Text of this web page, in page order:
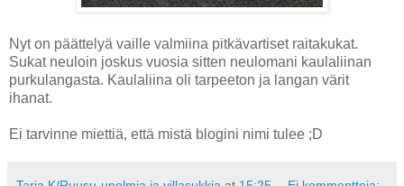
Nyt on päättelyä vaille valmiina pitkävartiset raitakukat.
Sukat neuloin joskus vuosia sitten neulomani kaulaliinan
purkulangasta. Kaulaliina oli tarpeeton ja langan värit
ihanat.
Ei tarvinne miettiä, että mistä blogini nimi tulee ;D